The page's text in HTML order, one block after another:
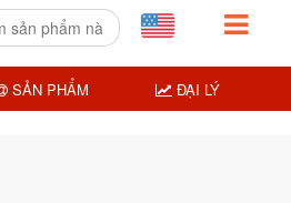
SẢN PHẨM ĐẠI LÝ